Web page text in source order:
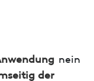
der
nein